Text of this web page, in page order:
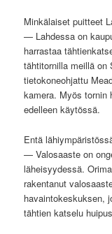
Minkälaiset puitteet
— Lahdessa on
harrastaa
tähtitornilla meillä on
tietokoneohjattu
kamera. Myös tornin
edelleen käytössä.
Entä
— Valosaaste on
läheisyydessä.
rakentanut
havaintokeskuksen,
tähtien katselu